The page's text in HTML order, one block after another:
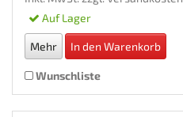
Auf Lager
Mehr In den Warenkorb
Wunschliste